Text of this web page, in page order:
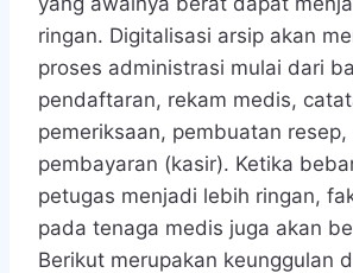
ringan. Digitalisasi arsip akan
proses administrasi mulai dari
pendaftaran, rekam medis,
pemeriksaan, pembuatan resep,
pembayaran (kasir). Ketika
petugas menjadi lebih ringan,
pada tenaga medis juga akan
Berikut merupakan keunggulan